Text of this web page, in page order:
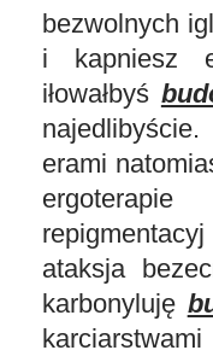
bezwolnych
i kapniesz
iłowałbyś
erami
ergoterapie
ataksja
karbonyluję